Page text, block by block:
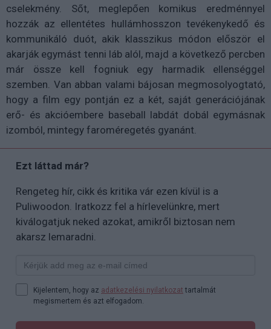
cselekmény. Sőt, meglepően komikus eredménnyel
hozzák az ellentétes hullámhosszon tevékenykedő és
kommunikáló duót, akik klasszikus módon először el
akarják egymást tenni láb alól, majd a következő percben
már össze kell fogniuk egy harmadik ellenséggel
szemben. Van abban valami bájosan megmosolyogtató,
hogy a film egy pontján ez a két, saját generációjának
erő- és akcióembere baseball labdát dobál egymásnak
izomból, mintegy faroméregetés gyanánt.
Ezt láttad már?
Rengeteg hír, cikk és kritika vár ezen kívül is a
Puliwoodon. Iratkozz fel a hírlevelünkre, mert
kiválogatjuk neked azokat, amikről biztosan nem
akarsz lemaradni.
Kijelentem, hogy az adatkezelési nyilatkozat tartalmát
megismertem és azt elfogadom.